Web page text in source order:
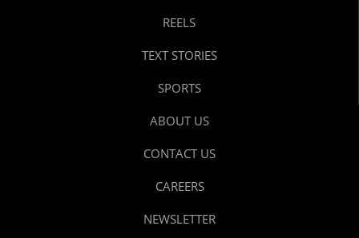
REELS
TEXT STORIES
SPORTS
ABOUT US
CONTACT US
CAREERS
NEWSLETTER